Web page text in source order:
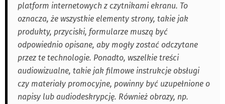
platform internetowych z czytnikami ekranu. To
oznacza, że wszystkie elementy strony, takie jak
produkty, przyciski, formularze muszą być
odpowiednio opisane, aby mogły zostać odczytane
przez te technologie. Ponadto, wszelkie treści
audiowizualne, takie jak filmowe instrukcje obsługi
czy materiały promocyjne, powinny być uzupełnione o
napisy lub audiodeskrypcję. Również obrazy, np.